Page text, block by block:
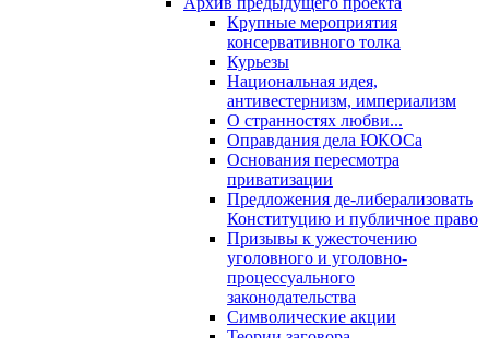
Крупные мероприятия
консервативного толка
Курьезы
Национальная идея,
антивестернизм, империализм
О странностях любви...
Оправдания дела ЮКОСа
Основания пересмотра
приватизации
Предложения де-либерализовать
Конституцию и публичное право
Призывы к ужесточению
уголовного и уголовно-
процессуального
законодательства
Символические акции